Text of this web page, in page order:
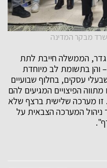
מבקר המדינה
גדר, הממשלה חייבת לתת
והן בתשומת לב מיוחדת
עסקים, בחלוף שבועיים
הפיצויים המגיעים להם
זו מערכה שלישית ברצף שלא
ניהול המערכה הצבאית על